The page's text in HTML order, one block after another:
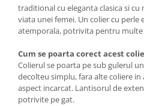
traditional cu eleganta clasica si
viata unei femei. Un colier cu perle
atemporala, potrivita pentru multe
Cum se poarta corect acest
Colierul se poarta pe sub gulerul
decolteu simplu, fara alte coliere
aspect incarcat. Lantisorul de
potrivite pe gat.